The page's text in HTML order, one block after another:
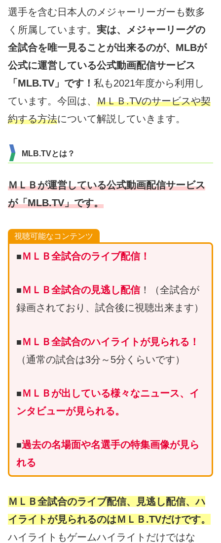
選手を含む日本人のメジャーリーガーも数多
く所属しています。 実は、メジャーリーグの
全試合を唯一見ることが出来るのが、 MLBが
公式に運営している公式動画配信サービス
「MLB.TV」です！ 私も2021年度から利用し
ています。今回は、 ＭＬＢ.TVのサービスや契
約する方法について解説していきます。
MLB.TVとは？
ＭＬＢが運営している公式動画配信サービス
が「MLB.TV」です。
視聴可能なコンテンツ
■ ＭＬＢ全試合のライブ配信！
■ ＭＬＢ全試合の見逃し配信！（全試合が
録画されており、試合後に視聴出来ます）
■ ＭＬＢ全試合のハイライトが見られる！
（通常の試合は3分～5分くらいです）
■ ＭＬＢが出している様々なニュース、イ
ンタビューが見られる。
■過去の名場面や名選手の特集画像が見ら
れる
ＭＬＢ全試合のライブ配信、見逃し配信、ハ
イライトが見られるのはＭＬＢ.TVだけです。
ハイライトもゲームハイライトだけではな